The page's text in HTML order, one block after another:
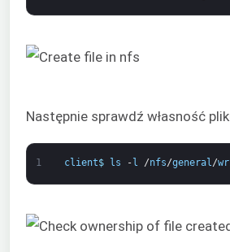
Następnie sprawdź własność
1 client$ ls - l /nfs/general/